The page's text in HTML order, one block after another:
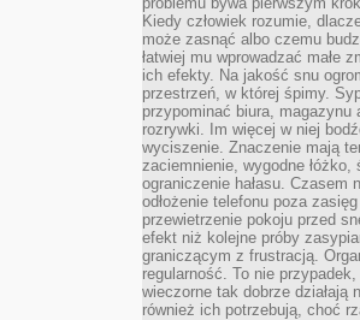
Kiedy człowiek rozumie,
może zasnąć albo czemu
łatwiej mu wprowadzać małe
ich efekty. Na jakość snu
przestrzeń, w której śpimy.
przypominać biura, magazynu
rozrywki. Im więcej w niej
wyciszenie. Znaczenie mają
zaciemnienie, wygodne łóżko,
ograniczenie hałasu. Czasem
odłożenie telefonu poza
przewietrzenie pokoju przed
efekt niż kolejne próby
graniczącym z frustracją.
regularność. To nie przypadek,
wieczorne tak dobrze działają
również ich potrzebują, choć